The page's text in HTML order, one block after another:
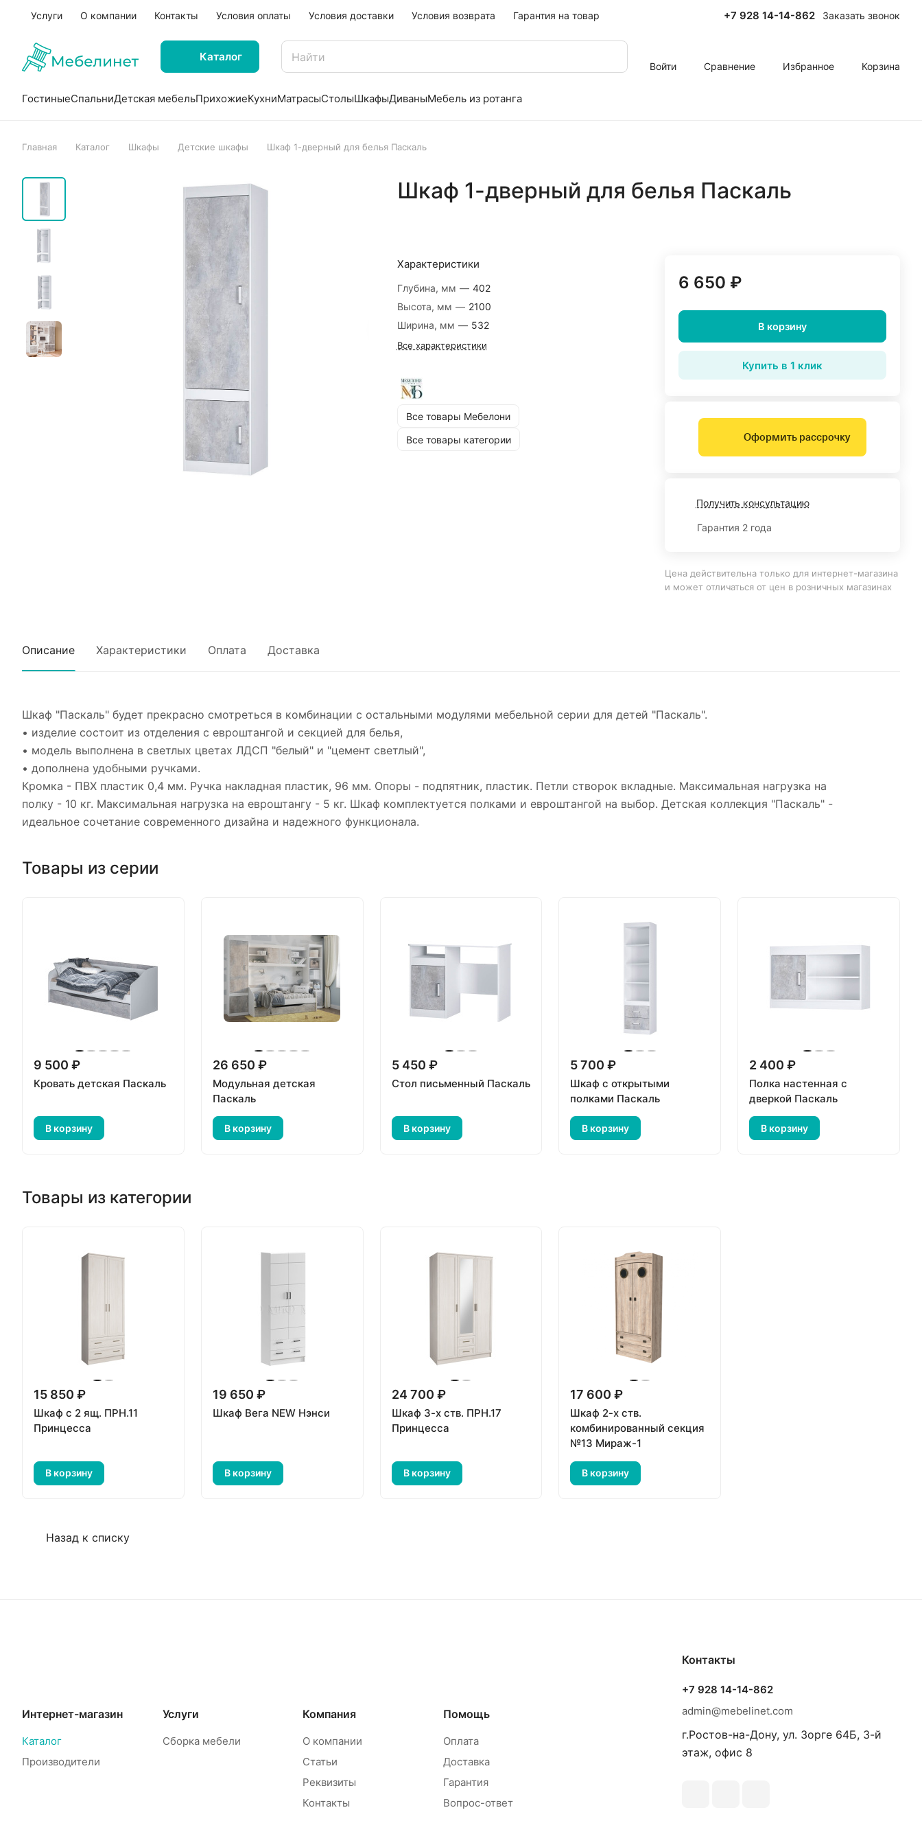
Услуги О компании Контакты Условия оплаты Условия доставки Условия возврата Гарантия на товар +7 928 14-14-862 Заказать звонок
Каталог
Войти Сравнение Избранное Корзина
ГостиныеСпальниДетская мебельПрихожиеКухниМатрасыСтолыШкафыДиваныМебель из ротанга
Главная Каталог Шкафы Детские шкафы Шкаф 1-дверный для белья Паскаль
Шкаф 1-дверный для белья Паскаль
Характеристики
Глубина, мм — 402
Высота, мм — 2100
Ширина, мм — 532
Все характеристики
Все товары Мебелони
Все товары категории
6 650 ₽
В корзину
Купить в 1 клик
Оформить рассрочку
Получить консультацию
Гарантия 2 года
Цена действительна только для интернет-магазина
и может отличаться от цен в розничных магазинах
Описание Характеристики Оплата Доставка
Шкаф "Паскаль" будет прекрасно смотреться в комбинации с остальными модулями мебельной серии для детей "Паскаль".
• изделие состоит из отделения с евроштангой и секцией для белья,
• модель выполнена в светлых цветах ЛДСП "белый" и "цемент светлый",
• дополнена удобными ручками.
Кромка - ПВХ пластик 0,4 мм. Ручка накладная пластик, 96 мм. Опоры - подпятник, пластик. Петли створок вкладные. Максимальная нагрузка на
полку - 10 кг. Максимальная нагрузка на евроштангу - 5 кг. Шкаф комплектуется полками и евроштангой на выбор. Детская коллекция "Паскаль" -
идеальное сочетание современного дизайна и надежного функционала.
Товары из серии
9 500 ₽
Кровать детская Паскаль
В корзину
26 650 ₽
Модульная детская
Паскаль
В корзину
5 450 ₽
Стол письменный Паскаль
В корзину
5 700 ₽
Шкаф с открытыми
полками Паскаль
В корзину
2 400 ₽
Полка настенная с
дверкой Паскаль
В корзину
Товары из категории
15 850 ₽
Шкаф с 2 ящ. ПРН.11
Принцесса
В корзину
19 650 ₽
Шкаф Вега NEW Нэнси
В корзину
24 700 ₽
Шкаф 3-х ств. ПРН.17
Принцесса
В корзину
17 600 ₽
Шкаф 2-х ств.
комбинированный секция
№13 Мираж-1
В корзину
Назад к списку
Интернет-магазин
Каталог
Производители
Услуги
Сборка мебели
Компания
О компании
Статьи
Реквизиты
Контакты
Помощь
Оплата
Доставка
Гарантия
Вопрос-ответ
Контакты
+7 928 14-14-862
admin@mebelinet.com
г.Ростов-на-Дону, ул. Зорге 64Б, 3-й
этаж, офис 8